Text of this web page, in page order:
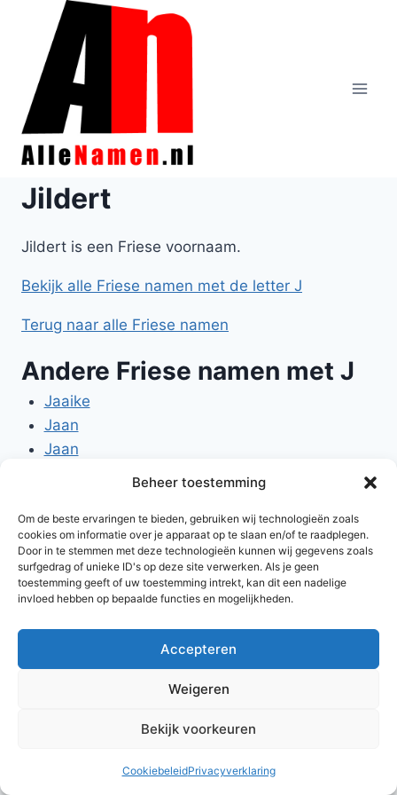
Beheer toestemming
Om de beste ervaringen te bieden, gebruiken wij technologieën zoals
cookies om informatie over je apparaat op te slaan en/of te raadplegen.
Door in te stemmen met deze technologieën kunnen wij gegevens zoals
surfgedrag of unieke ID's op deze site verwerken. Als je geen
toestemming geeft of uw toestemming intrekt, kan dit een nadelige
invloed hebben op bepaalde functies en mogelijkheden.
Accepteren
Weigeren
Bekijk voorkeuren
CookiebeleidPrivacyverklaring
Doorgaan
inhoud
Jildert
Jildert is een Friese voornaam.
Bekijk alle Friese namen met de letter J
Terug naar alle Friese namen
Andere Friese namen met J
Jaaike
Jaan
Jaan
Jelies
© 2026 AlleNamen.nl